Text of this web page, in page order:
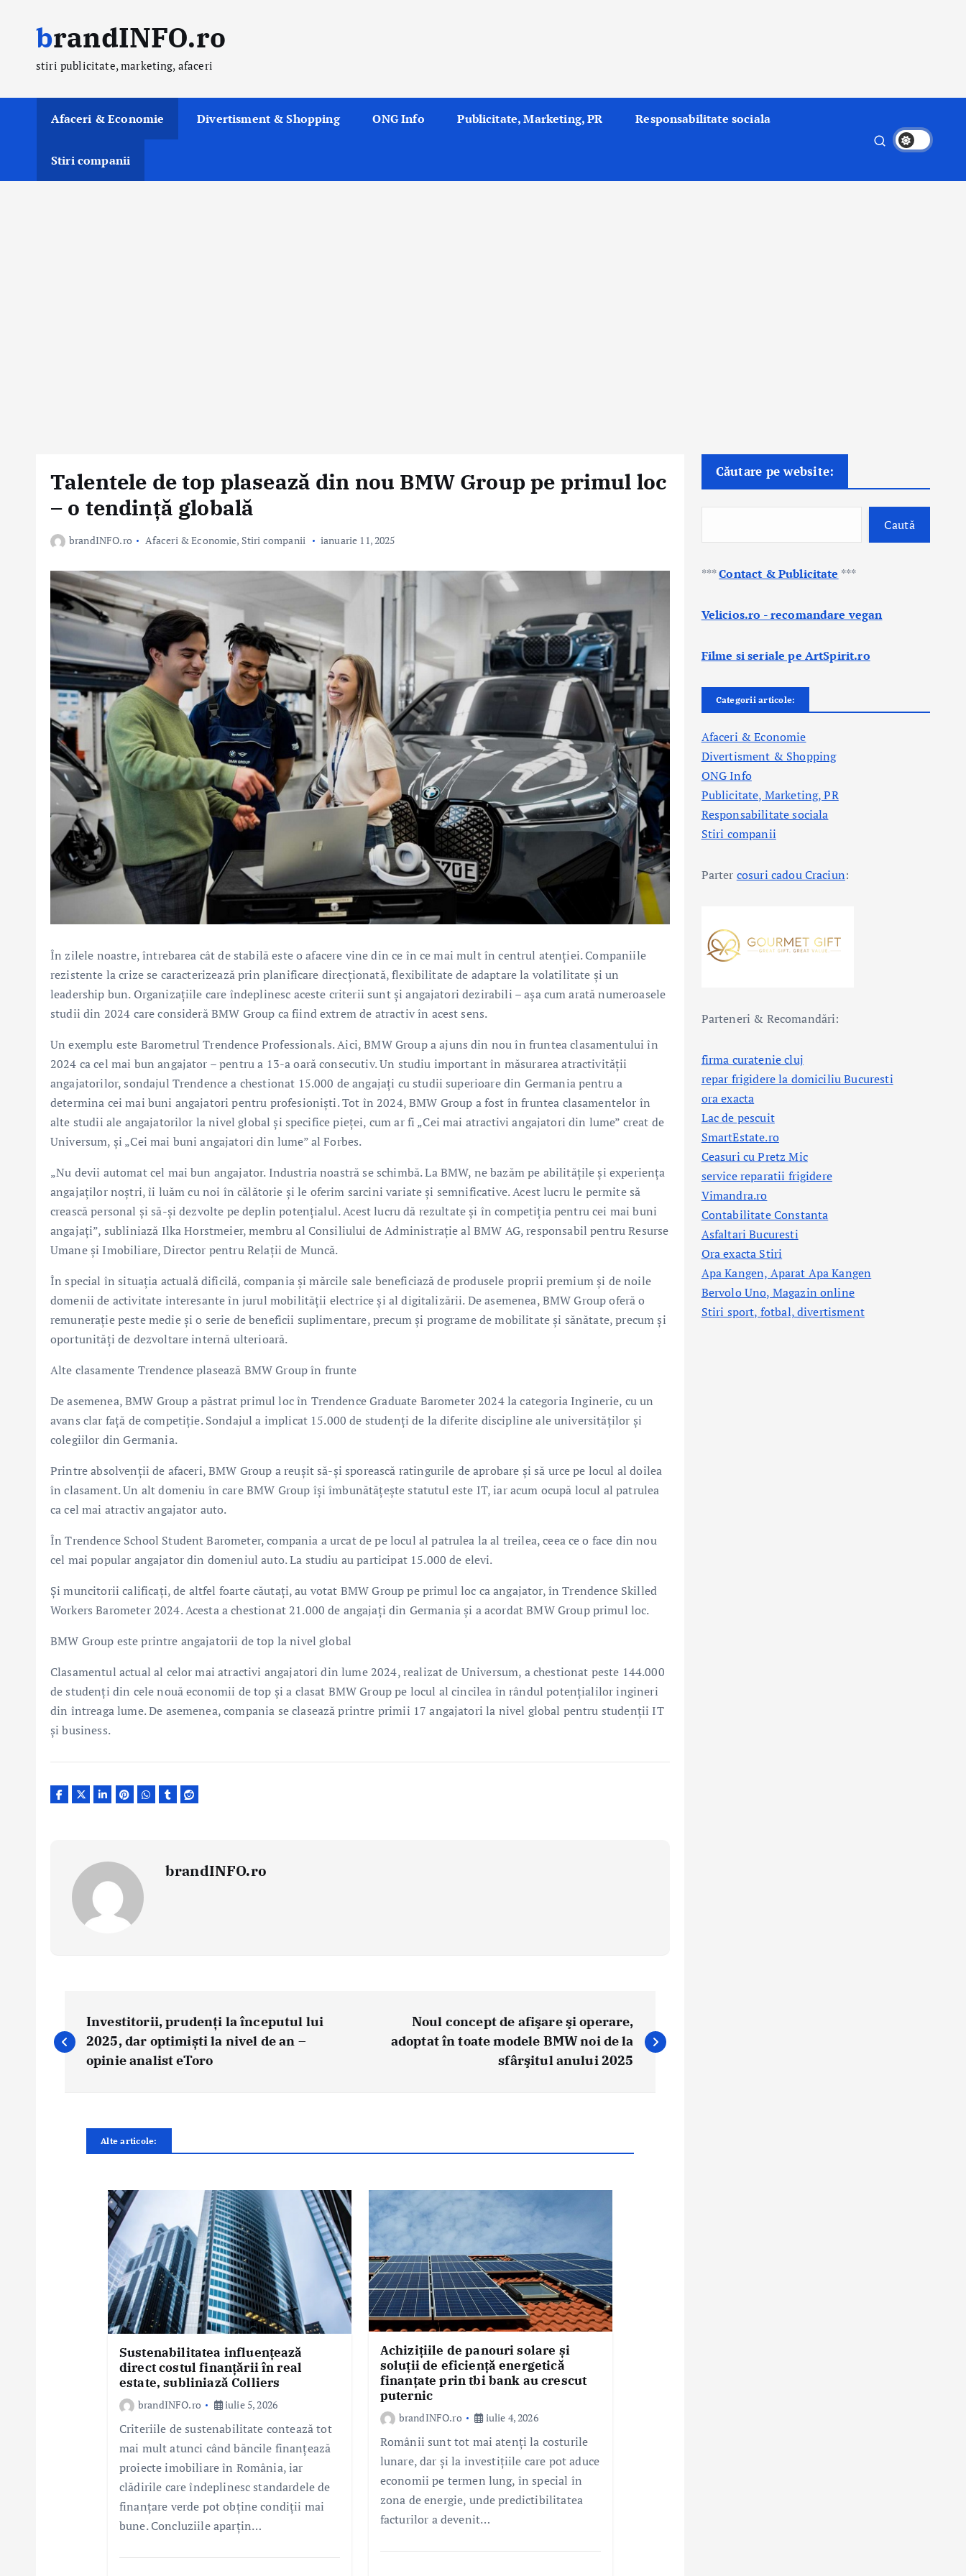
t
brandINFO.ro
stiri publicitate, marketing, afaceri
Afaceri & Economie Divertisment & Shopping ONG Info Publicitate, Marketing, PR Responsabilitate sociala
Stiri companii
Talentele de top plasează din nou BMW Group pe primul loc
– o tendinţă globală
brandINFO.ro Afaceri & Economie, Stiri companii ianuarie 11, 2025
În zilele noastre, întrebarea cât de stabilă este o afacere vine din ce în ce mai mult în centrul atenţiei. Companiile
rezistente la crize se caracterizează prin planificare direcţionată, flexibilitate de adaptare la volatilitate şi un
leadership bun. Organizaţiile care îndeplinesc aceste criterii sunt şi angajatori dezirabili – aşa cum arată numeroasele
studii din 2024 care consideră BMW Group ca fiind extrem de atractiv în acest sens.
Un exemplu este Barometrul Trendence Professionals. Aici, BMW Group a ajuns din nou în fruntea clasamentului în
2024 ca cel mai bun angajator – pentru a 13-a oară consecutiv. Un studiu important în măsurarea atractivităţii
angajatorilor, sondajul Trendence a chestionat 15.000 de angajaţi cu studii superioare din Germania pentru a
determina cei mai buni angajatori pentru profesionişti. Tot în 2024, BMW Group a fost în fruntea clasamentelor în
alte studii ale angajatorilor la nivel global şi specifice pieţei, cum ar fi „Cei mai atractivi angajatori din lume” creat de
Universum, şi „Cei mai buni angajatori din lume” al Forbes.
„Nu devii automat cel mai bun angajator. Industria noastră se schimbă. La BMW, ne bazăm pe abilităţile şi experienţa
angajaţilor noştri, îi luăm cu noi în călătorie şi le oferim sarcini variate şi semnificative. Acest lucru le permite să
crească personal şi să-şi dezvolte pe deplin potenţialul. Acest lucru dă rezultate şi în competiţia pentru cei mai buni
angajaţi”, subliniază Ilka Horstmeier, membru al Consiliului de Administraţie al BMW AG, responsabil pentru Resurse
Umane şi Imobiliare, Director pentru Relaţii de Muncă.
În special în situaţia actuală dificilă, compania şi mărcile sale beneficiază de produsele proprii premium şi de noile
domenii de activitate interesante în jurul mobilităţii electrice şi al digitalizării. De asemenea, BMW Group oferă o
remuneraţie peste medie şi o serie de beneficii suplimentare, precum şi programe de mobilitate şi sănătate, precum şi
oportunităţi de dezvoltare internă ulterioară.
Alte clasamente Trendence plasează BMW Group în frunte
De asemenea, BMW Group a păstrat primul loc în Trendence Graduate Barometer 2024 la categoria Inginerie, cu un
avans clar faţă de competiţie. Sondajul a implicat 15.000 de studenţi de la diferite discipline ale universităţilor şi
colegiilor din Germania.
Printre absolvenţii de afaceri, BMW Group a reuşit să-şi sporească ratingurile de aprobare şi să urce pe locul al doilea
în clasament. Un alt domeniu în care BMW Group îşi îmbunătăţeşte statutul este IT, iar acum ocupă locul al patrulea
ca cel mai atractiv angajator auto.
În Trendence School Student Barometer, compania a urcat de pe locul al patrulea la al treilea, ceea ce o face din nou
cel mai popular angajator din domeniul auto. La studiu au participat 15.000 de elevi.
Şi muncitorii calificaţi, de altfel foarte căutaţi, au votat BMW Group pe primul loc ca angajator, în Trendence Skilled
Workers Barometer 2024. Acesta a chestionat 21.000 de angajaţi din Germania şi a acordat BMW Group primul loc.
BMW Group este printre angajatorii de top la nivel global
Clasamentul actual al celor mai atractivi angajatori din lume 2024, realizat de Universum, a chestionat peste 144.000
de studenţi din cele nouă economii de top şi a clasat BMW Group pe locul al cincilea în rândul potenţialilor ingineri
din întreaga lume. De asemenea, compania se clasează printre primii 17 angajatori la nivel global pentru studenţii IT
şi business.
brandINFO.ro
v
Investitorii, prudenți la începutul lui
2025, dar optimiști la nivel de an –
opinie analist eToro
Noul concept de afişare şi operare,
adoptat în toate modele BMW noi de la
sfârşitul anului 2025
Alte articole:
Sustenabilitatea influențează
direct costul finanțării în real
estate, subliniază Colliers
brandINFO.ro iulie 5, 2026
Criteriile de sustenabilitate contează tot
mai mult atunci când băncile finanțează
proiecte imobiliare în România, iar
clădirile care îndeplinesc standardele de
finanțare verde pot obține condiții mai
bune. Concluziile aparțin…
Achizițiile de panouri solare și
soluții de eficiență energetică
finanțate prin tbi bank au crescut
puternic
brandINFO.ro iulie 4, 2026
Românii sunt tot mai atenți la costurile
lunare, dar și la investițiile care pot aduce
economii pe termen lung, în special în
zona de energie, unde predictibilitatea
facturilor a devenit…
Căutare pe website:
Caută
***Contact & Publicitate ***
Velicios.ro - recomandare vegan
Filme si seriale pe ArtSpirit.ro
Categorii articole:
Afaceri & Economie
Divertisment & Shopping
ONG Info
Publicitate, Marketing, PR
Responsabilitate sociala
Stiri companii
Parter cosuri cadou Craciun:
Parteneri & Recomandări:
firma curatenie cluj
repar frigidere la domiciliu Bucuresti
ora exacta
Lac de pescuit
SmartEstate.ro
Ceasuri cu Pretz Mic
service reparatii frigidere
Vimandra.ro
Contabilitate Constanta
Asfaltari Bucuresti
Ora exacta Stiri
Apa Kangen, Aparat Apa Kangen
Bervolo Uno, Magazin online
Stiri sport, fotbal,divertisment